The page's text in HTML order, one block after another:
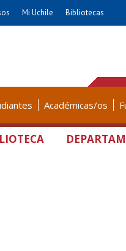
Mi Uchile Bibliotecas
Académicas/os